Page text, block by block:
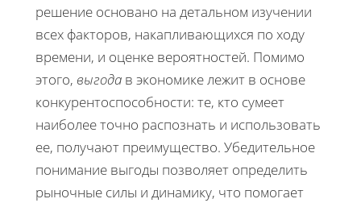
решение основано на детальном изучении
всех факторов, накапливающихся по ходу
времени, и оценке вероятностей. Помимо
этого, выгода в экономике лежит в основе
конкурентоспособности: те, кто сумеет
наиболее точно распознать и использовать
ее, получают преимущество. Убедительное
понимание выгоды позволяет определить
рыночные силы и динамику, что помогает